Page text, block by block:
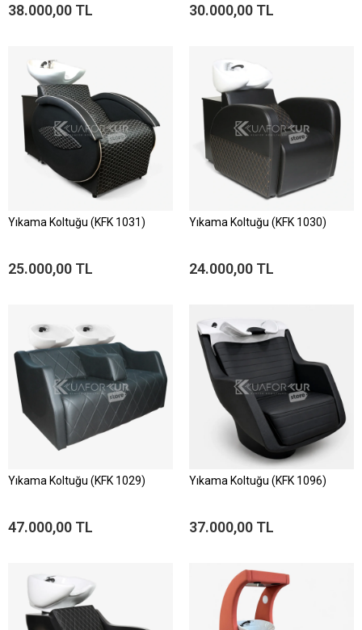
38.000,00 TL 30.000,00 TL
Yıkama Koltuğu (KFK 1031)
25.000,00 TL
Yıkama Koltuğu (KFK 1030)
24.000,00 TL
Yıkama Koltuğu (KFK 1029)
47.000,00 TL
Yıkama Koltuğu (KFK 1096)
37.000,00 TL